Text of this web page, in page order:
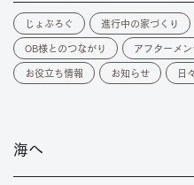
じょぶろぐ 進行中の家づくり
OB様とのつながり アフターメン
お役立ち情報 お知らせ 日
海へ